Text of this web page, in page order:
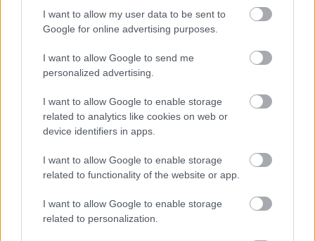
I want to allow my user data to be sent to
Google for online advertising purposes.
I want to allow Google to send me
personalized advertising.
I want to allow Google to enable storage
related to analytics like cookies on web or
device identifiers in apps.
I want to allow Google to enable storage
related to functionality of the website or app.
I want to allow Google to enable storage
related to personalization.
Leértékelés van a B&H-nál.